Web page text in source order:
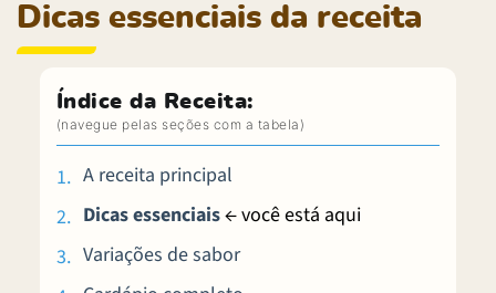
Dicas essenciais da receita
Índice da Receita:
A receita principal
Dicas essenciais← você está aqui
Variações de sabor